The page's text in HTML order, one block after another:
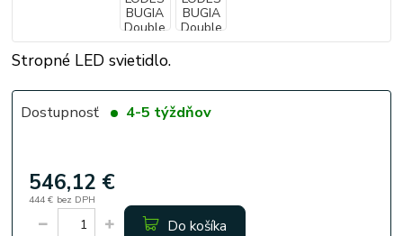
Stropné LED svietidlo.
Dostupnosť 4-5 týždňov
546,12 €
444 € bez DPH
Do košíka